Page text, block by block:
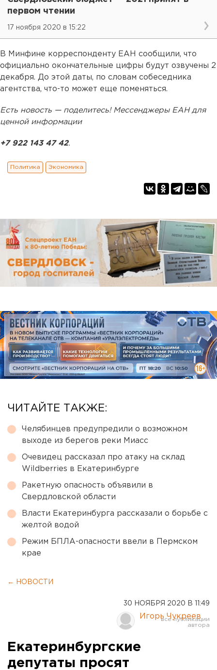
первом чтении
17 ноября 2020 в 15:22
В Минфине корреспонденту ЕАН сообщили, что
официально окончательные цифры будут озвучены 2
декабря. До этой даты, по словам собеседника
агентства, что-то может еще поменяться.
Есть новость — поделитесь! Мессенджеры ЕАН для
ценной информации
+7 922 143 47 42.
Политика Экономика
ЧИТАЙТЕ ТАКЖЕ:
Челябинцев предупредили о возможном
выходе из берегов реки Миасс
Очевидец рассказал про атаку на склад
Wildberries в Екатеринбурге
Ракетную опасность объявили в
Свердловской области
Власти Екатеринбурга рассказали о борьбе с
желтой водой
Режим БПЛА-опасности ввели в Пермском
крае
← НОВОСТИ
30 НОЯБРЯ 2020 В 11:49
Игорь Чукреев
Екатеринбургские
депутаты просят